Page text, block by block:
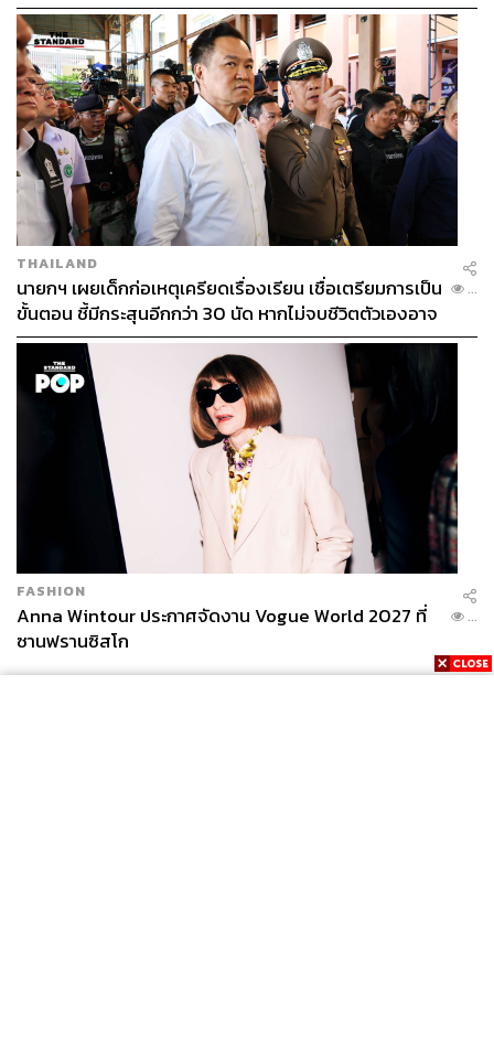
THAILAND
นายกฯ เผยเด็กก่อเหตุเครียดเรื่องเรียน เชื่อเตรียมการเป็น
ขั้นตอน ชี้มีกระสุนอีกกว่า 30 นัด หากไม่จบชีวิตตัวเองอาจ
สูญเสียเพิ่ม
...
FASHION
Anna Wintour ประกาศจัดงาน Vogue World 2027 ที่
ซานฟรานซิสโก
...